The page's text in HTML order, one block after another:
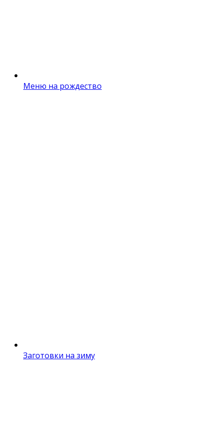
Меню на рождество
Заготовки на зиму